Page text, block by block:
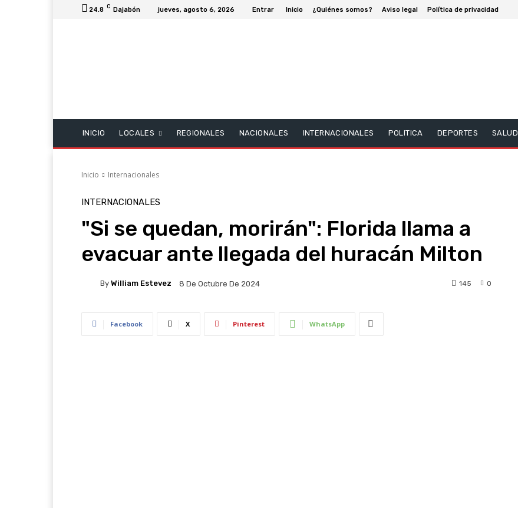
24.8 C Dajabón jueves, agosto 6, 2026 Entrar Inicio ¿Quiénes somos? Aviso legal Política de privacidad
INICIO LOCALES REGIONALES NACIONALES INTERNACIONALES POLITICA DEPORTES SALUD
Inicio Internacionales
INTERNACIONALES
"Si se quedan, morirán": Florida llama a
evacuar ante llegada del huracán Milton
By William Estevez 8 De Octubre De 2024 0
145
Facebook X Pinterest WhatsApp